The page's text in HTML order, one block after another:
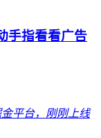
手指看看广告